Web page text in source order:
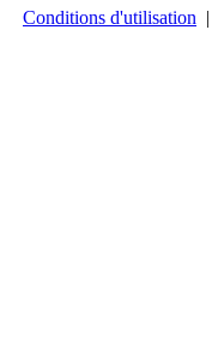
Conditions d'utilisation |